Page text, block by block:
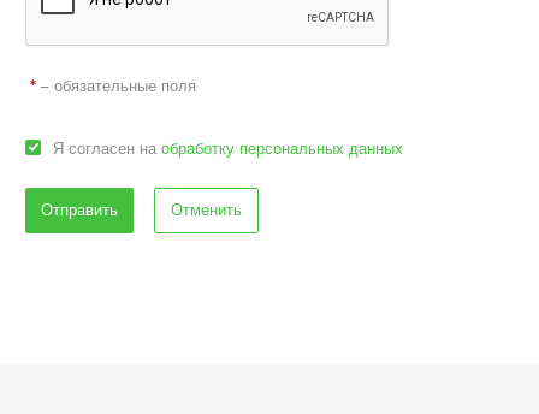
* – обязательные поля
Я согласен на обработку персональных данных
Отменить